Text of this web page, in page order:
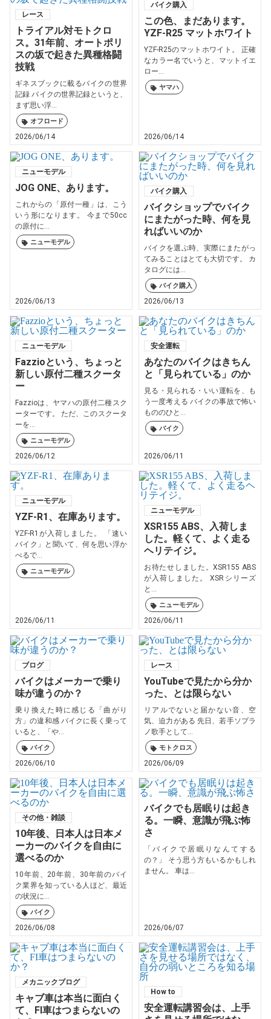
レース
トライアル対モトクロ
ス。31年前、オートポリ
スの坂で起きた異種格闘
技戦
ギネスブックに載るバイクの世界
記録 バイクの世界記録というと、
まず思い浮...
オフロード
2026/06/14
バイク購入
この色、まだあります。
YZF-R25 マットホワイト
YZF-R25のマットホワイト。 正確
なカラー名でいうと、マットイエ
ロー...
ヤマハ
2026/06/14
ニューモデル
JOG ONE、あります。
これからの「原付一種」は、こう
いう形になります。 今まで50cc
の原付に...
ニューモデル
2026/06/13
バイク購入
バイクショップでバイク
にまたがった時、何を見
ればいいのか
バイクを選ぶ時、実際にまたがっ
てみることはとても大切です。 カ
タログには...
バイク購入
2026/06/13
ニューモデル
Fazzioという、ちょっと
新しい原付二種スクータ
ー
Fazzioは、ヤマハの原付二種スク
ーターです。 ただ、このスクータ
ーを...
ニューモデル
2026/06/12
安全運転
あなたのバイクはきちん
と「見られている」のか
見る・見られる・いい運転を、も
う一度考える バイクの事故で怖い
もののひと...
バイク
2026/06/11
ニューモデル
YZF-R1、在庫あります。
YZF-R1が入荷しました。 「速い
バイク」と聞いて、何を思い浮か
べるで...
ニューモデル
2026/06/11
ニューモデル
XSR155 ABS、入荷しま
した。軽くて、よく走る
ヘリテイジ。
お待たせしました。XSR155 ABS
が入荷しました。 XSRシリーズ
と...
ニューモデル
2026/06/11
ブログ
バイクはメーカーで乗り
味が違うのか？
乗り換えた時に感じる「曲がり
方」の違和感 バイクに長く乗って
いると、「や...
バイク
2026/06/10
レース
YouTubeで見たから分か
った、とは限らない
リアルでないと届かない音、空
気、迫力がある 先日、若手ソプラ
ノ歌手として...
モトクロス
2026/06/09
その他・雑談
10年後、日本人は日本メ
ーカーのバイクを自由に
選べるのか
10年前、20年前、30年前のバイ
ク業界を知っている人ほど、最近
の状況に...
バイク
2026/06/08
バイクでも居眠りは起き
る。一瞬、意識が飛ぶ怖
さ
「バイクで居眠りなんてする
の？」 そう思う方もいるかもしれ
ません。 車は...
2026/06/07
メカニックブログ
キャブ車は本当に面白く
て、FI車はつまらないの
How to
安全運転講習会は、上手